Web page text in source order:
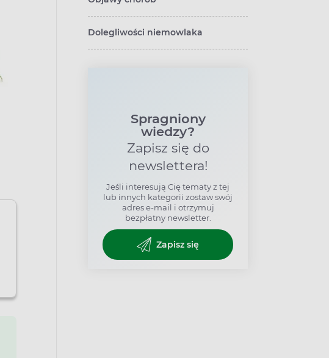
Dolegliwości niemowlaka
Spragniony
wiedzy?
Zapisz się do
newslettera!
Jeśli interesują Cię tematy z tej
lub innych kategorii zostaw swój
adres e-mail i otrzymuj
bezpłatny newsletter.
Zapisz się